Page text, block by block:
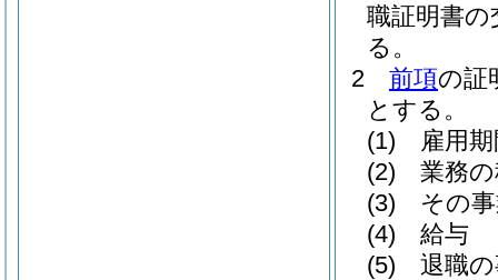
職証明書
る。
2
前項の証
とする。
(1)
雇用
(2)
業務
(3)
その
(4)
給与
(5)
退職